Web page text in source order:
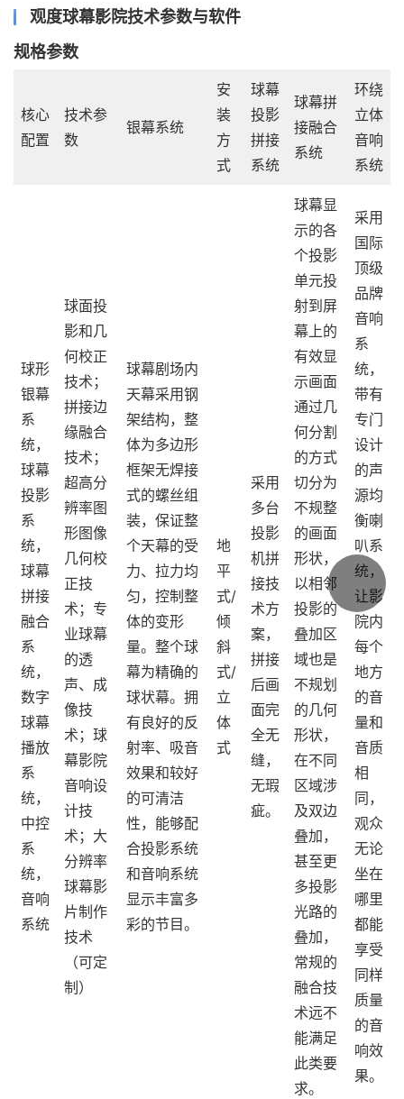
观度球幕影院技术参数与软件
规格参数
核心
配置
技术参
数
银幕系统
安
装
方
式
球幕
投影
拼接
系统
球幕拼
接融合
系统
环绕
立体
音响
系统
球形
银幕
系
统，
球幕
投影
系
统，
球幕
拼接
融合
系
统，
数字
球幕
播放
系
统，
中控
系
统，
音响
系统
球面投
影和几
何校正
技术；
拼接边
缘融合
技术；
超高分
辨率图
形图像
几何校
正技
术；专
业球幕
的透
声、成
像技
术；球
幕影院
音响设
计技
术；大
分辨率
球幕影
片制作
技术
（可定
制）
球幕剧场内
天幕采用钢
架结构，整
体为多边形
框架无焊接
式的螺丝组
装，保证整
个天幕的受
力、拉力均
匀，控制整
体的变形
量。整个球
幕为精确的
球状幕。拥
有良好的反
射率、吸音
效果和较好
的可清洁
性，能够配
合投影系统
和音响系统
显示丰富多
彩的节目。
地
平
式/
倾
斜
式/
立
体
式
采用
多台
投影
机拼
接技
术方
案，
拼接
后画
面完
全无
缝，
无瑕
疵。
球幕显
示的各
个投影
单元投
射到屏
幕上的
有效显
示画面
通过几
何分割
的方式
切分为
不规整
的画面
形状，
以相邻
投影的
叠加区
域也是
不规划
的几何
形状，
在不同
区域涉
及双边
叠加，
甚至更
多投影
光路的
叠加，
常规的
融合技
术远不
能满足
此类要
求。
采用
国际
顶级
品牌
音响
系
统，
带有
专门
设计
的声
源均
衡喇
叭系
统，
让影
院内
每个
地方
的音
量和
音质
相
同，
观众
无论
坐在
哪里
都能
享受
同样
质量
的音
响效
果。